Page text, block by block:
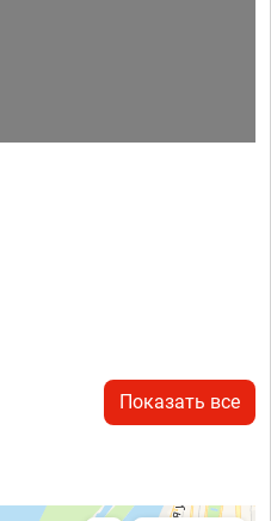
Показать все